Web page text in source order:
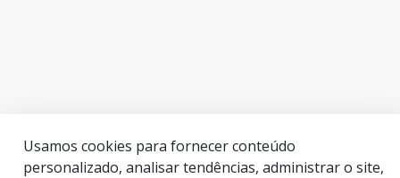
Usamos cookies para fornecer conteúdo
personalizado, analisar tendências, administrar o site,